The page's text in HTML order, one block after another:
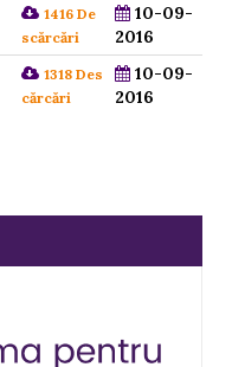
1416 De
scărcări
10-09-
2016
1318 Des
cărcări
10-09-
2016